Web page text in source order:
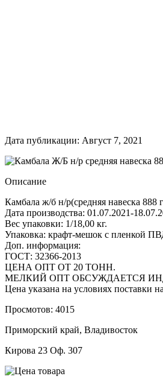
Дата публикации: Август 7, 2021
Описание
Камбала ж/б н/р(средняя навеска 888
Дата производства: 01.07.2021-
Вес упаковки: 1/18,00 кг.
Упаковка: крафт-мешок с пленкой
Доп. информация:
ГОСТ: 32366-2013
ЦЕНА ОПТ ОТ 20 ТОНН.
МЕЛКИЙ ОПТ ОБСУЖДАЕТСЯ
Цена указана на условиях поставки
Просмотов: 4015
Приморский край, Владивосток
Кирова 23 Оф. 307